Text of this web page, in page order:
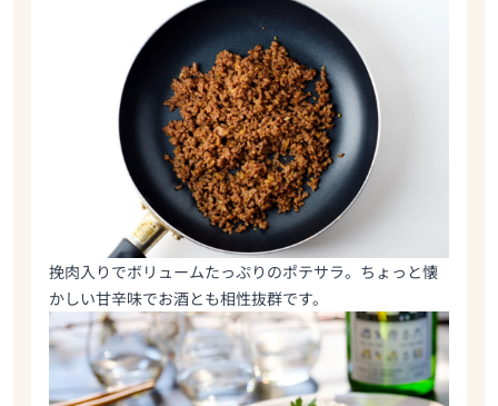
挽肉入りでボリュームたっぷりのポテサラ。ちょっと懐
かしい甘辛味でお酒とも相性抜群です。